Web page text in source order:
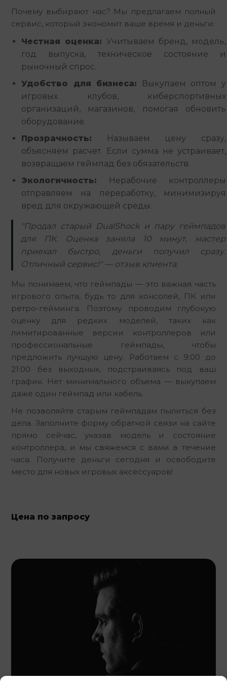
Почему выбирают нас? Мы предлагаем полный
сервис, который экономит ваше время и деньги:
Честная оценка: Учитываем бренд, модель,
год выпуска, техническое состояние и
рыночный спрос.
Удобство для бизнеса: Выкупаем оптом у
игровых клубов, киберспортивных
организаций, магазинов, помогая обновить
оборудование.
Прозрачность: Называем цену сразу,
объясняем расчет. Если сумма не устраивает,
возвращаем геймпад без обязательств.
Экологичность: Нерабочие контроллеры
отправляем на переработку, минимизируя
вред для окружающей среды.
"Продал старый DualShock и пару геймпадов
для ПК. Оценка заняла 10 минут, мастер
приехал быстро, деньги получил сразу.
Отличный сервис!" — отзыв клиента.
Мы понимаем, что геймпады — это важная часть
игрового опыта, будь то для консолей, ПК или
ретро-гейминга. Поэтому проводим глубокую
оценку для редких моделей, таких как
лимитированные версии контроллеров или
профессиональные геймпады, чтобы
предложить лучшую цену. Работаем с 9:00 до
21:00 без выходных, подстраиваясь под ваш
график. Нет минимального объема — выкупаем
даже один геймпад или кабель.
Не позволяйте старым геймпадам пылиться без
дела. Заполните форму обратной связи на сайте
прямо сейчас, указав модель и состояние
контроллера, и мы свяжемся с вами в течение
часа. Получите деньги сегодня и освободите
место для новых игровых аксессуаров!
Цена по запросу